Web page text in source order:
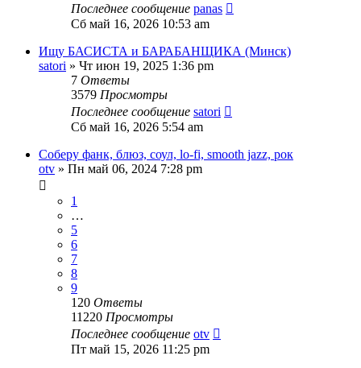
Последнее сообщение panas
Сб май 16, 2026 10:53 am
Ищу БАСИСТА и БАРАБАНЩИКА (Минск)
satori » Чт июн 19, 2025 1:36 pm
7 Ответы
3579 Просмотры
Последнее сообщение satori
Сб май 16, 2026 5:54 am
Соберу фанк, блюз, соул, lo-fi, smooth jazz, рок
otv » Пн май 06, 2024 7:28 pm
1
…
5
6
7
8
9
120 Ответы
11220 Просмотры
Последнее сообщение otv
Пт май 15, 2026 11:25 pm